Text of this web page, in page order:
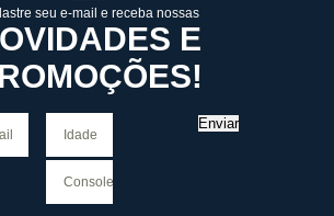
seu e-mail e receba nossas
E
Enviar